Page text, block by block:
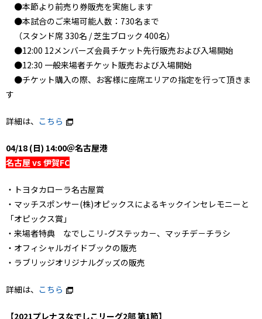
●本節より前売り券販売を実施します
●本試合のご来場可能人数：730名まで
（スタンド席 330名 / 芝生ブロック 400名）
●12:00 12メンバーズ会員チケット先行販売および入場開始
●12:30 一般来場者チケット販売および入場開始
●チケット購入の際、お客様に座席エリアの指定を行って頂きま
す
詳細は、 こちら
04/18 (日) 14:00＠名古屋港
名古屋 vs 伊賀FC
・トヨタカローラ名古屋賞
・マッチスポンサー(株)オピックスによるキックインセレモニーと
「オピックス賞」
・来場者特典 なでしこリ-グステッカ－、マッチデ－チラシ
・オフィシャルガイドブックの販売
・ラブリッジオリジナルグッズの販売
詳細は、 こちら
【2021プレナスなでしこリーグ2部 第1節】